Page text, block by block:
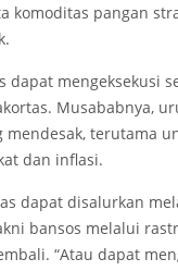
komoditas pangan
dapat mengeksekusi
Musababnya,
mendesak, terutama
dan inflasi.
dapat disalurkan
bansos melalui
“Atau dapat